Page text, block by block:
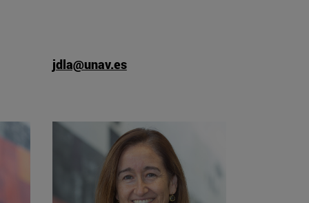
Efrén Cuevas Álvarez"
jdla@unav.es